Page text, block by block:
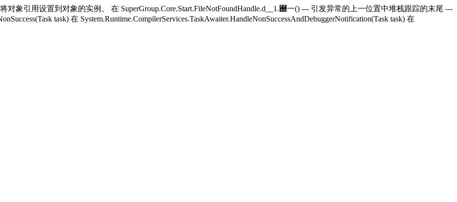
对象引用设置到对象的实例。 在 SuperGroup.Core.Start.FileNotFoundHandle.d__1.＀一() --- 引发异常的上一位置中堆栈跟踪的末尾 ---
task) 在 System.Runtime.CompilerServices.TaskAwaiter.HandleNonSuccessAndDebuggerNotification(Task task) 在